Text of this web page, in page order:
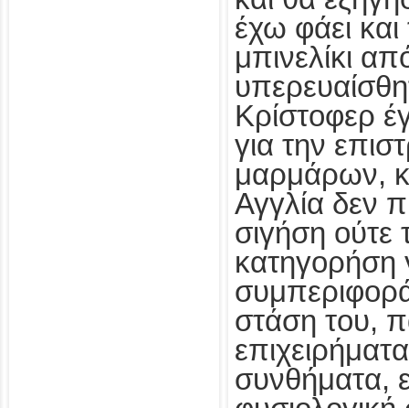
έχω φάει και
μπινελίκι
Κρίστοφερ
για την
μαρμάρων,
Αγγλία δεν
σιγήση ούτε
κατηγορήση
στάση του,
επιχειρήματα
συνθήματα,